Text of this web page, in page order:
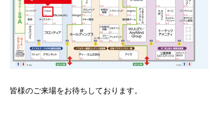
皆様のご来場をお待ちしております。